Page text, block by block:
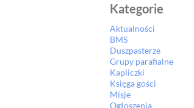
Kategorie
Aktualności
BMS
Duszpasterze
Grupy parafialne
Kapliczki
Księga gości
Misje
Ogłoszenia